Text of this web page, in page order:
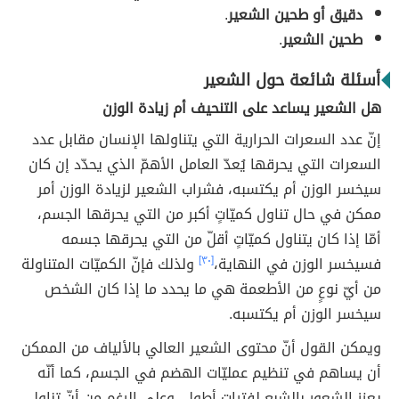
دقيق أو طحين الشعير.
طحين الشعير.
أسئلة شائعة حول الشعير
هل الشعير يساعد على التنحيف أم زيادة الوزن
إنّ عدد السعرات الحرارية التي يتناولها الإنسان مقابل عدد
السعرات التي يحرقها يُعدّ العامل الأهمّ الذي يحدّد إن كان
سيخسر الوزن أم يكتسبه، فشراب الشعير لزيادة الوزن أمر
ممكن في حال تناول كميّاتٍ أكبر من التي يحرقها الجسم،
أمّا إذا كان يتناول كميّاتٍ أقلّ من التي يحرقها جسمه
فسيخسر الوزن في النهاية،[٣٠]
ولذلك فإنّ الكميّات المتناولة
من أيّ نوعٍ من الأطعمة هي ما يحدد ما إذا كان الشخص
سيخسر الوزن أم يكتسبه.
ويمكن القول أنّ محتوى الشعير العالي بالألياف من الممكن
أن يساهم في تنظيم عمليّات الهضم في الجسم، كما أنّه